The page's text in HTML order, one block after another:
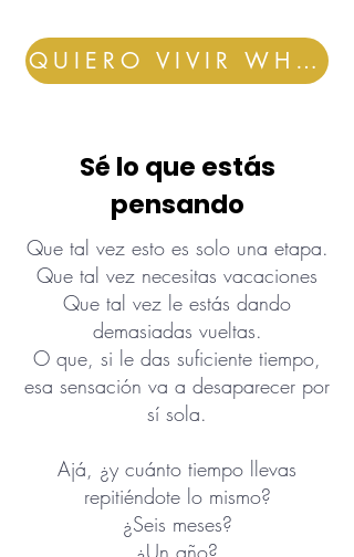
QUIERO VIVIR WHOLE
Sé lo que estás
pensando
Que tal vez esto es solo una etapa.
Que tal vez necesitas vacaciones
Que tal vez le estás dando
demasiadas vueltas.
O que, si le das suficiente tiempo,
esa sensación va a desaparecer por
sí sola.
Ajá, ¿y cuánto tiempo llevas
repitiéndote lo mismo?
¿Seis meses?
¿Un año?